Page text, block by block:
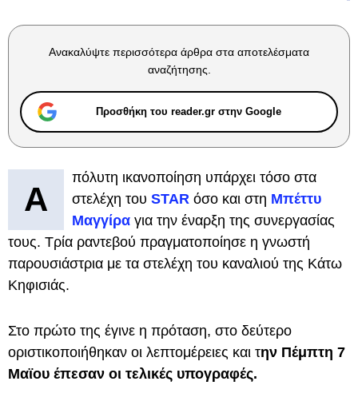
Ανακαλύψτε περισσότερα άρθρα στα αποτελέσματα
αναζήτησης.
Προσθήκη του reader.gr στην Google
Α
πόλυτη ικανοποίηση υπάρχει τόσο στα
στελέχη του STAR όσο και στη Μπέττυ
Μαγγίρα για την έναρξη της συνεργασίας
τους. Τρία ραντεβού πραγματοποίησε η γνωστή
παρουσιάστρια με τα στελέχη του καναλιού της Κάτω
Κηφισιάς.
Στο πρώτο της έγινε η πρόταση, στο δεύτερο
οριστικοποιήθηκαν οι λεπτομέρειες και την Πέμπτη 7
Μαϊου έπεσαν οι τελικές υπογραφές.